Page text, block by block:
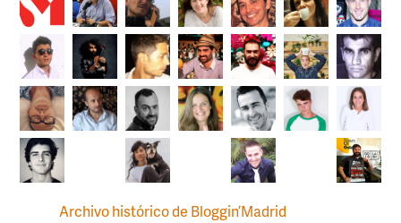
Archivo histórico de Bloggin’Madrid